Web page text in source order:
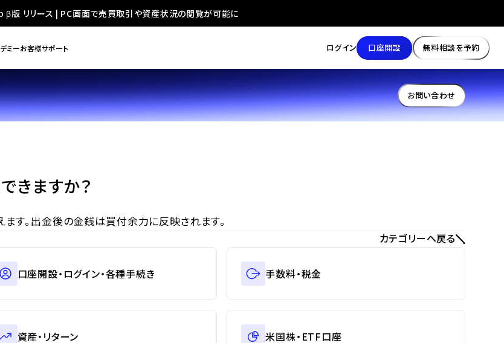
お問い合わせ
きますか？
す。出金後の金銭は買付余力に反映されます。
カテゴリーへ戻る
口座開設・ログイン・各種手続き 手数料・税金
資産・リターン 米国株・ETF口座
版 リリース | PC画面で売買取引や資産状況の閲覧が可能に
ミーお客様サポート ログイン 口座開設 無料相談を予約